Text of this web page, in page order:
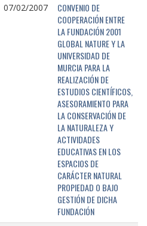
07/02/2007
CONVENIO DE
COOPERACIÓN ENTRE
LA FUNDACIÓN 2001
GLOBAL NATURE Y LA
UNIVERSIDAD DE
MURCIA PARA LA
REALIZACIÓN DE
ESTUDIOS CIENTÍFICOS,
ASESORAMIENTO PARA
LA CONSERVACIÓN DE
LA NATURALEZA Y
ACTIVIDADES
EDUCATIVAS EN LOS
ESPACIOS DE
CARÁCTER NATURAL
PROPIEDAD O BAJO
GESTIÓN DE DICHA
FUNDACIÓN